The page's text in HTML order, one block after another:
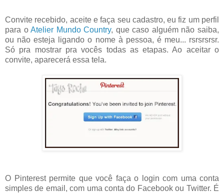
Convite recebido, aceite e faça seu cadastro, eu fiz um perfil
para oAtelier Mundo Country, que caso alguém não saiba,
ou não esteja ligando o nome à pessoa, é meu... rsrsrsrsr.
Só pra mostrar pra vocês todas as etapas. Ao aceitar o
convite, aparecerá essa tela.
O Pinterest permite que você faça o login com uma conta
simples de email, com uma conta do Facebook ou Twitter. É